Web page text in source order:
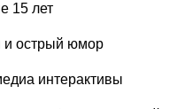
15 лет
и острый юмор
интерактивы